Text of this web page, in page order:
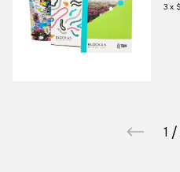
3 x
1 /